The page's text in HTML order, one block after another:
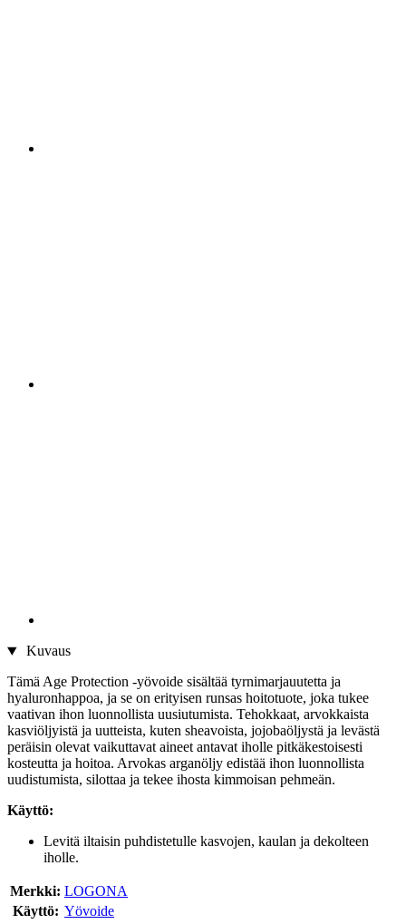
Kuvaus
Tämä Age Protection -yövoide sisältää tyrnimarjauutetta ja
hyaluronhappoa, ja se on erityisen runsas hoitotuote, joka tukee
vaativan ihon luonnollista uusiutumista. Tehokkaat, arvokkaista
kasviöljyistä ja uutteista, kuten sheavoista, jojobaöljystä ja levästä
peräisin olevat vaikuttavat aineet antavat iholle pitkäkestoisesti
kosteutta ja hoitoa. Arvokas arganöljy edistää ihon luonnollista
uudistumista, silottaa ja tekee ihosta kimmoisan pehmeän.
Käyttö:
Levitä iltaisin puhdistetulle kasvojen, kaulan ja dekolteen
iholle.
Merkki: LOGONA
Käyttö: Yövoide